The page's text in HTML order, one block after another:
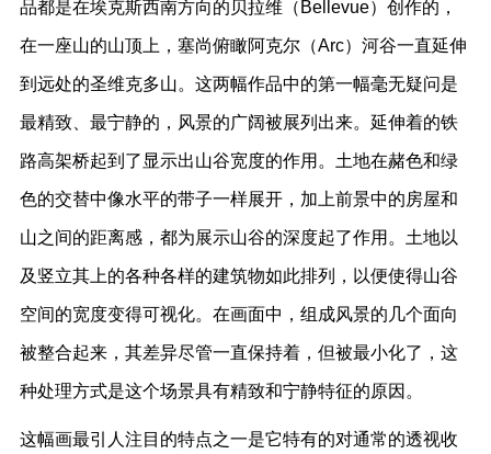
品都是在埃克斯西南方向的贝拉维（Bellevue）创作的，
在一座山的山顶上，塞尚俯瞰阿克尔（Arc）河谷一直延伸
到远处的圣维克多山。这两幅作品中的第一幅毫无疑问是
最精致、最宁静的，风景的广阔被展列出来。延伸着的铁
路高架桥起到了显示出山谷宽度的作用。土地在赭色和绿
色的交替中像水平的带子一样展开，加上前景中的房屋和
山之间的距离感，都为展示山谷的深度起了作用。土地以
及竖立其上的各种各样的建筑物如此排列，以便使得山谷
空间的宽度变得可视化。在画面中，组成风景的几个面向
被整合起来，其差异尽管一直保持着，但被最小化了，这
种处理方式是这个场景具有精致和宁静特征的原因。
这幅画最引人注目的特点之一是它特有的对通常的透视收